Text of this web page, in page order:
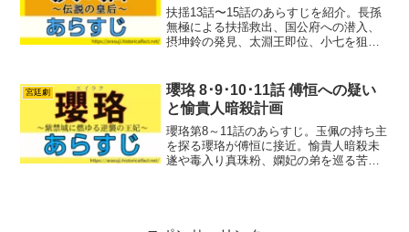
扶揺13話〜15話のあらすじを紹介。長孫
無極による扶揺救出、国公府への潜入、
摂坤鈴の発見、太淵王即位、小七を狙う
宮廷劇
瓔珞 8･9･10･11話 傅恒への疑い
と愉貴人暗殺計画
瓔珞第8～11話のあらすじ。玉佩の持ち主
を探る瓔珞が傅恒に接近。愉貴人暗殺未
遂や毒入り真珠粉、嫻妃の弟を巡る苦境